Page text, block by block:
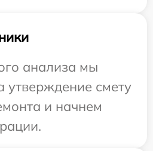
анализа мы
утверждение смету
и начнем